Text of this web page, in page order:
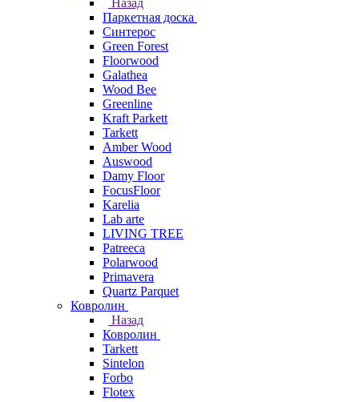
Назад
Паркетная доска
Синтерос
Green Forest
Floorwood
Galathea
Wood Bee
Greenline
Kraft Parkett
Tarkett
Amber Wood
Auswood
Damy Floor
FocusFloor
Karelia
Lab arte
LIVING TREE
Patreeca
Polarwood
Primavera
Quartz Parquet
Ковролин
Назад
Ковролин
Tarkett
Sintelon
Forbo
Flotex